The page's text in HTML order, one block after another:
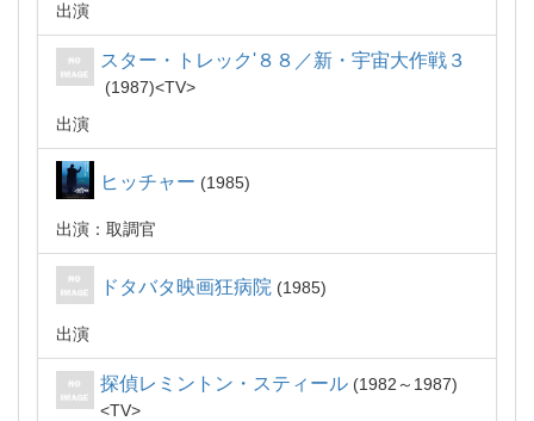
出演
スター・トレック'８８／新・宇宙大作戦３
1987
TV
出演
ヒッチャー 1985
出演：取調官
ドタバタ映画狂病院 1985
出演
探偵レミントン・スティール
1982～1987
TV